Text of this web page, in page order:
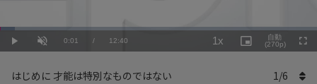
Play UnmuteCurrent
0:01 / Duration
12:40
Loaded:
4.74%
1x
Rate
Picture-
in-
自動
(270p)
はじめに 才能は特別なものではない 1/6